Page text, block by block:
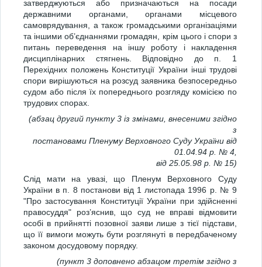
затверджуються або призначаються на посади
державними органами, органами місцевого
самоврядування, а також громадськими організаціями
та іншими об’єднаннями громадян, крім цього і спори з
питань переведення на іншу роботу і накладення
дисциплінарних стягнень. Відповідно до п. 1
Перехідних положень Конституції України інші трудові
спори вирішуються на розсуд заявника безпосередньо
судом або після їх попереднього розгляду комісією по
трудових спорах.
(абзац другий пункту 3 із змінами, внесеними згідно
з
постановами Пленуму Верховного Суду України від
01.04.94 р. № 4,
від 25.05.98 р. № 15)
Слід мати на увазі, що Пленум Верховного Суду
України в п. 8 постанови від 1 листопада 1996 р. № 9
"Про застосування Конституції України при здійсненні
правосуддя" роз’яснив, що суд не вправі відмовити
особі в прийнятті позовної заяви лише з тієї підстави,
що її вимоги можуть бути розглянуті в передбаченому
законом досудовому порядку.
(пункт 3 доповнено абзацом третім згідно з